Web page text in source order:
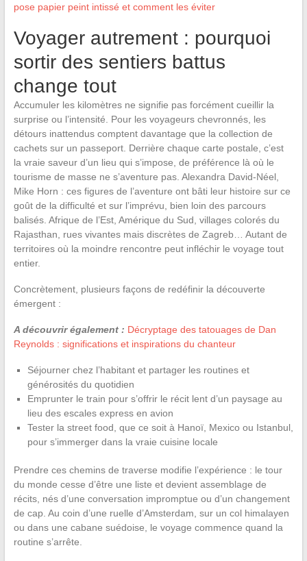
pose papier peint intissé et comment les éviter
Voyager autrement : pourquoi
sortir des sentiers battus
change tout
Accumuler les kilomètres ne signifie pas forcément cueillir la
surprise ou l’intensité. Pour les voyageurs chevronnés, les
détours inattendus comptent davantage que la collection de
cachets sur un passeport. Derrière chaque carte postale, c’est
la vraie saveur d’un lieu qui s’impose, de préférence là où le
tourisme de masse ne s’aventure pas. Alexandra David-Néel,
Mike Horn : ces figures de l’aventure ont bâti leur histoire sur ce
goût de la difficulté et sur l’imprévu, bien loin des parcours
balisés. Afrique de l’Est, Amérique du Sud, villages colorés du
Rajasthan, rues vivantes mais discrètes de Zagreb… Autant de
territoires où la moindre rencontre peut infléchir le voyage tout
entier.
Concrètement, plusieurs façons de redéfinir la découverte
émergent :
A découvrir également : Décryptage des tatouages de Dan
Reynolds : significations et inspirations du chanteur
Séjourner chez l’habitant et partager les routines et
générosités du quotidien
Emprunter le train pour s’offrir le récit lent d’un paysage au
lieu des escales express en avion
Tester la street food, que ce soit à Hanoï, Mexico ou Istanbul,
pour s’immerger dans la vraie cuisine locale
Prendre ces chemins de traverse modifie l’expérience : le tour
du monde cesse d’être une liste et devient assemblage de
récits, nés d’une conversation impromptue ou d’un changement
de cap. Au coin d’une ruelle d’Amsterdam, sur un col himalayen
ou dans une cabane suédoise, le voyage commence quand la
routine s’arrête.